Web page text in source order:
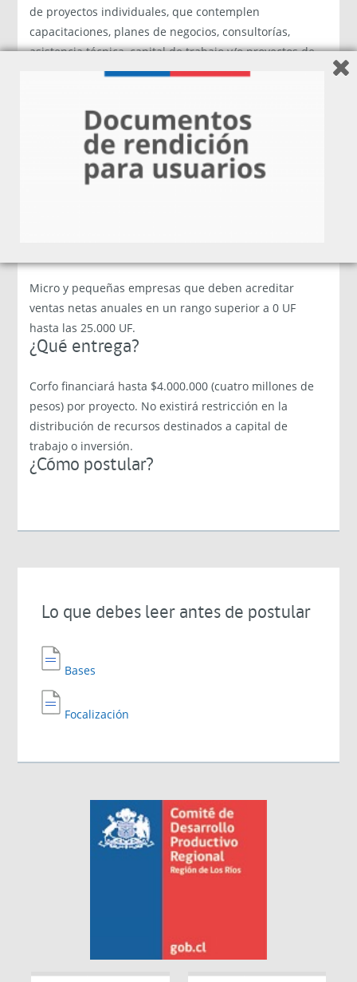
de proyectos individuales, que contemplen
capacitaciones, planes de negocios, consultorías,
asistencia técnica, capital de trabajo y/o proyectos de
Esta convocatoria está focalizada en empresas
comercializadoras al por menor de productos del mar,
con inicio de actividades con el código de actividad
económica 472104: Venta al por menor en comercios
Micro y pequeñas empresas que deben acreditar
ventas netas anuales en un rango superior a 0 UF
hasta las 25.000 UF.
¿Qué entrega?
Corfo financiará hasta $4.000.000 (cuatro millones de
pesos) por proyecto. No existirá restricción en la
distribución de recursos destinados a capital de
trabajo o inversión.
¿Cómo postular?
Lo que debes leer antes de postular
Bases
Focalización